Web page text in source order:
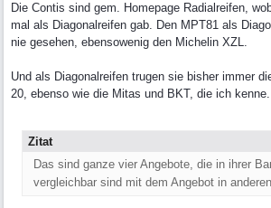
Die Contis sind gem. Homepage Radialreifen,
mal als Diagonalreifen gab. Den MPT81 als
nie gesehen, ebensowenig den Michelin XZL.
Und als Diagonalreifen trugen sie bisher immer
20, ebenso wie die Mitas und BKT, die ich kenne.
Zitat
Das sind ganze vier Angebote, die in ihrer
vergleichbar sind mit dem Angebot in